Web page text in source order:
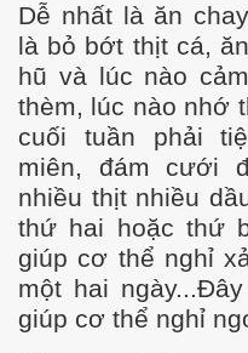
Dễ nhất là ăn chay
là bỏ bớt thịt cá,
hũ và lúc nào
thèm, lúc nào nhớ
cuối tuần phải
miên, đám cưới
nhiều thịt nhiều
thứ hai hoặc thứ
giúp cơ thể nghỉ
một hai
giúp cơ thể nghỉ